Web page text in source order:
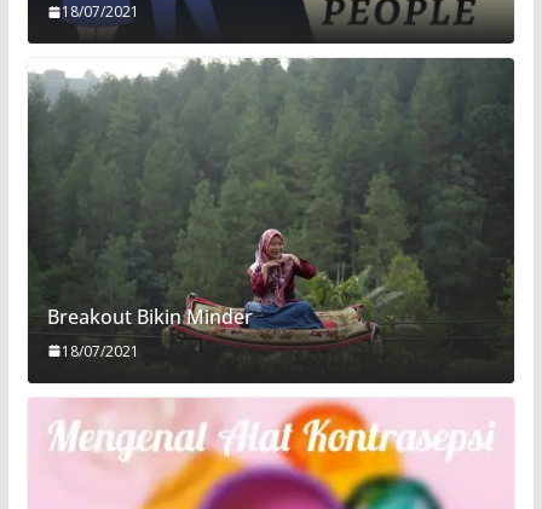
18/07/2021
Breakout Bikin Minder
18/07/2021